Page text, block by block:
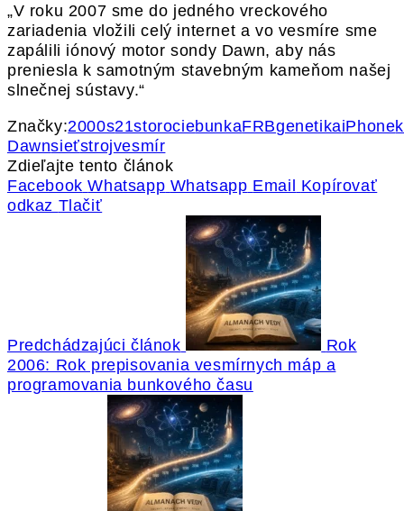
„V roku 2007 sme do jedného vreckového
zariadenia vložili celý internet a vo vesmíre sme
zapálili iónový motor sondy Dawn, aby nás
preniesla k samotným stavebným kameňom našej
slnečnej sústavy.“
Značky:2000s21storociebunkaFRBgenetikaiPhone
Dawnsieťstrojvesmír
Zdieľajte tento článok
Facebook Whatsapp Whatsapp Email Kopírovať
odkaz Tlačiť
Predchádzajúci článok
Rok
2006: Rok prepisovania vesmírnych máp a
programovania bunkového času